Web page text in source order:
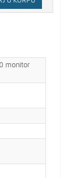
monitor